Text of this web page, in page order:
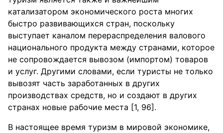
катализатором экономического роста многих
быстро развивающихся стран, поскольку
выступает каналом перераспределения валового
национального продукта между странами, которое
не сопровождается вывозом (импортом) товаров
и услуг. Другими словами, если туристы не только
вывозят часть заработанных в других
производствах средств, но и создают в других
странах новые рабочие места [1, 96].
В настоящее время туризм в мировой экономике,